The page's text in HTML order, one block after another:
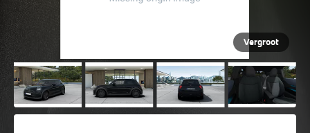
Vergroot